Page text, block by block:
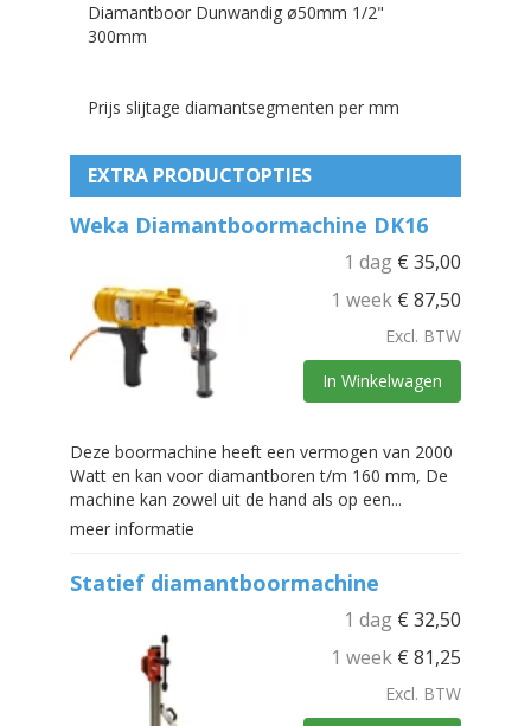
Diamantboor Dunwandig ø50mm 1/2"
300mm
Prijs slijtage diamantsegmenten per mm
EXTRA PRODUCTOPTIES
Weka Diamantboormachine DK16
1 dag € 35,00
1 week € 87,50
Excl. BTW
In Winkelwagen
Deze boormachine heeft een vermogen van 2000
Watt en kan voor diamantboren t/m 160 mm, De
machine kan zowel uit de hand als op een...
meer informatie
Statief diamantboormachine
1 dag € 32,50
1 week € 81,25
Excl. BTW